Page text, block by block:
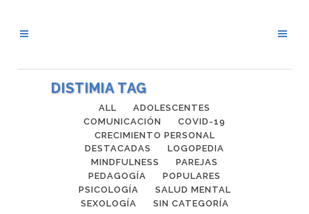
DISTIMIA TAG
ALL
ADOLESCENTES
COMUNICACIÓN
COVID-19
CRECIMIENTO PERSONAL
DESTACADAS
LOGOPEDIA
MINDFULNESS
PAREJAS
PEDAGOGÍA
POPULARES
PSICOLOGÍA
SALUD MENTAL
SEXOLOGÍA
SIN CATEGORÍA